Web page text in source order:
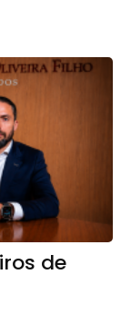
de